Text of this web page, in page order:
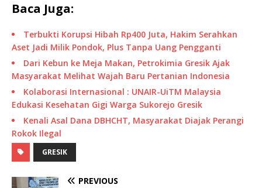
Baca Juga:
Terbukti Korupsi Hibah Rp400 Juta, Hakim Serahkan
Aset Jadi Milik Pondok, Plus Tanpa Uang Pengganti
Dari Kebun ke Meja Makan, Petrokimia Gresik Ajak
Masyarakat Melihat Wajah Baru Pertanian Indonesia
Kolaborasi Internasional : UNAIR-UiTM Malaysia
Edukasi Kesehatan Gigi Warga Sukorejo Gresik
Kenali Asal Dana DBHCHT, Masyarakat Diajak Perangi
Rokok Ilegal
GRESIK
PREVIOUS